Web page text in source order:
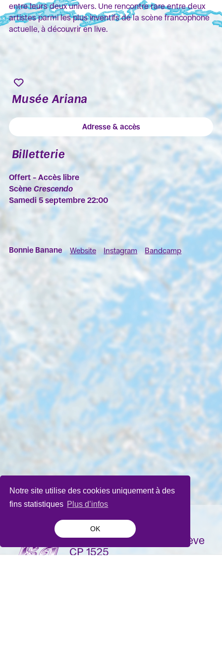
Notre site utilise des cookies uniquement à des
fins statistiques Plus d’infos
OK
entre leurs deux univers. Une rencontre rare entre deux
artistes parmi les plus inventifs de la scène francophone
actuelle, à découvrir en live.
Musée Ariana
Adresse & accès
Billetterie
Offert – Accès libre
Scène Crescendo
Samedi 5 septembre 22:00
Bonnie BananeWebsite Instagram Bandcamp
La Bâtie-Festival de Genève
CP 1525